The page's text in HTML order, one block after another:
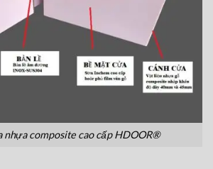
nhựa composite cao cấp HDOOR®